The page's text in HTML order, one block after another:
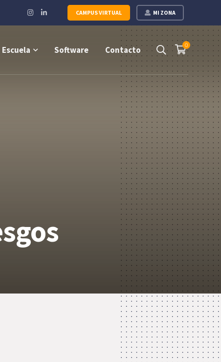
MI ZONA
CAMPUS VIRTUAL
Instagram
Profile
LinkedIn
Profile
0
Escuela Software Contacto